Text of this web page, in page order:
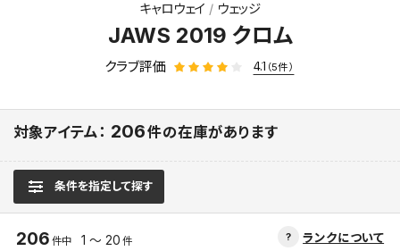
キャロウェイ ウェッジ
JAWS 2019 クロム
クラブ評価 4.1 （5件）
対象アイテム： 206件の在庫があります
条件を指定して探す
ランクについて
206 件中 1 ～ 20 件